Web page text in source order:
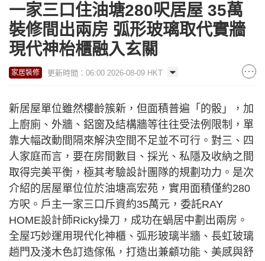
一家三口住油塘280呎居屋 35萬
裝修間出兩房 弧形玻璃取代實牆
現代神枱櫃融入玄關
家居裝修 更新時間：06:00 2026-08-09 HKT
新居屋單位雖然樓齡簇新，但面積普遍「的骰」，加
上廚廁、外牆、鋁窗及結構牆等往往受法例限制，單
靠大幅改動間隔來解決空間不足並不可行。對三、四
人家庭而言，要在房間數目、採光、私隱及收納之間
取得完美平衡，極其考驗設計團隊的規劃功力。是次
介紹的居屋單位位於油塘高宏苑，實用面積僅約280
方呎。戶主一家三口斥資約35萬元，委託RAY
HOME設計師Ricky操刀，成功在蝸居中劃出兩房。
全屋巧妙運用現代化神櫃、弧形玻璃半牆、長虹玻璃
趟門及淺木色訂造傢俬，打造出兼顧功能、美感與舒